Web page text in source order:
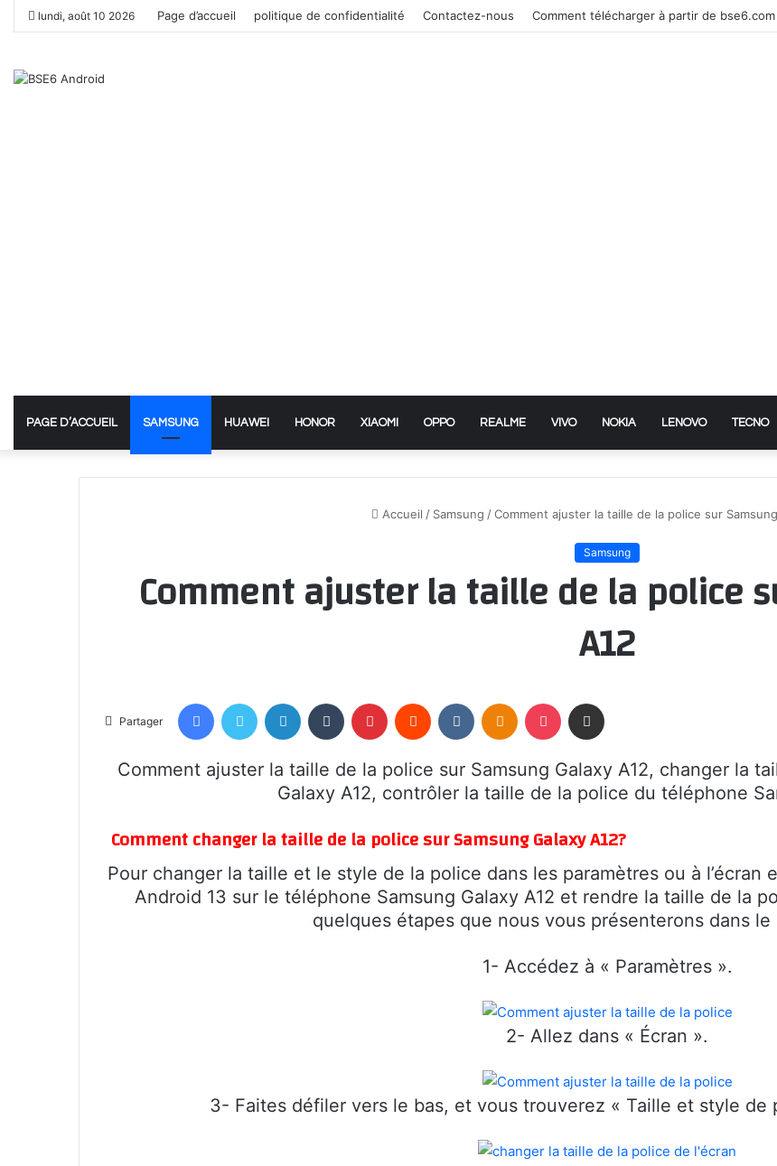
lundi, août 10 2026 Page d’accueil politique de confidentialité Contactez-nous Comment télécharger à partir de
PAGE D’ACCUEIL SAMSUNG HUAWEI HONOR XIAOMI OPPO REALME VIVO NOKIA LENOVO TECNO
Accueil / Samsung /Comment ajuster la taille de la police sur
Samsung
Comment ajuster la taille de la police
A12
Partager
FacebookTwitter Linkedin Tumblr Pinterest Reddit VKontakteOdnoklassniki
Pocket
Comment ajuster la taille de la police sur Samsung Galaxy A12, changer la
Galaxy A12, contrôler la taille de la police du téléphone
Comment changer la taille de la police sur Samsung Galaxy A12?
Pour changer la taille et le style de la police dans les paramètres ou à l’écran
Android 13 sur le téléphone Samsung Galaxy A12 et rendre la taille de la
quelques étapes que nous vous présenterons dans
1- Accédez à « Paramètres ».
2- Allez dans « Écran ».
3- Faites défiler vers le bas, et vous trouverez « Taille et style de